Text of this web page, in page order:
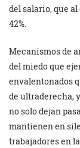
del salario, que
42%.
Mecanismos de
del miedo que
envalentonados
de ultraderecha,
no solo dejan
mantienen en
trabajadores en